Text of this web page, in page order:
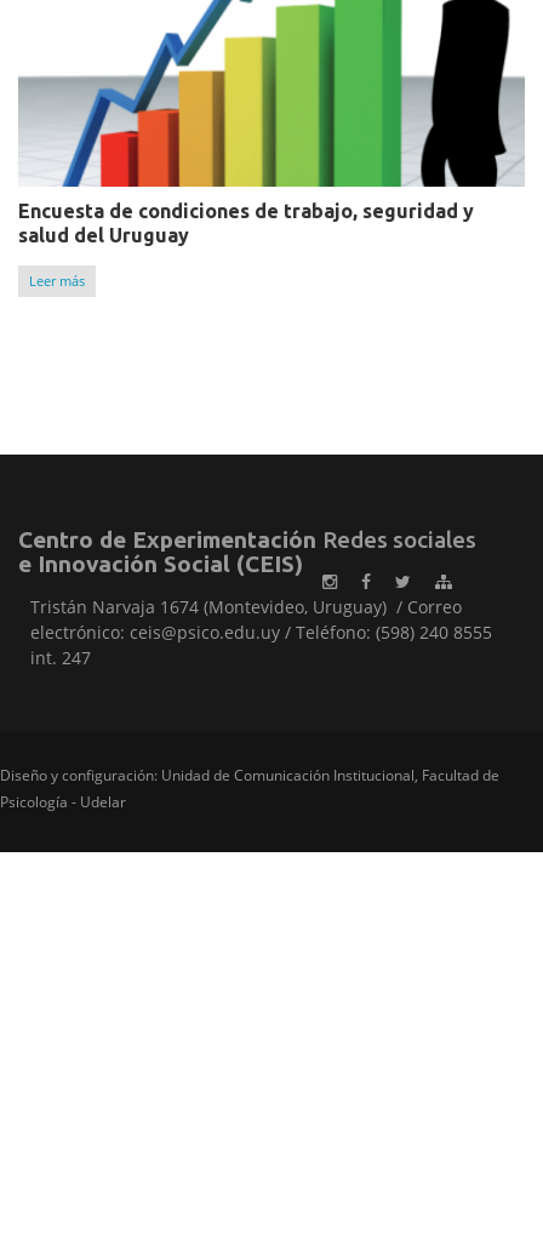
Encuesta de condiciones de trabajo, seguridad y
salud del Uruguay
Leer más
Redes sociales
Centro de Experimentación
e Innovación Social (CEIS)
Tristán Narvaja 1674 (Montevideo, Uruguay) / Correo
electrónico: ceis@psico.edu.uy / Teléfono: (598) 240 8555
int. 247
Diseño y configuración: Unidad de Comunicación Institucional, Facultad de
Psicología - Udelar